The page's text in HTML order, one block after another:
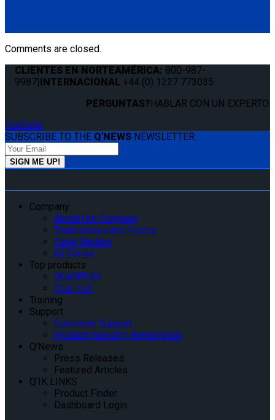
Comments are closed.
CLIENTES EN NORTEAMÉRICA: 800-987-
9987
INTERNACIONAL +44 (0) 1227 773035
PERGUNTAS? HABLAR CON UN EXPERTO.
Contacto
SUBSCRIBE TO THE Q'NEWS NEWSLETTER:
Company
About Our Company
Tradeshows and Events
Case Studies
IQ Center
Top products
QUANTUM
QLK-150
Training
Support
Customer Support
Product Warranty Registration
Q’News
Press Releases
Featured Articles
Q’IK LINKS
Product Finder
Dashboard Login